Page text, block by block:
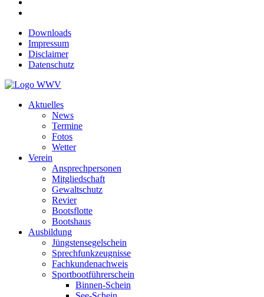
Downloads
Impressum
Disclaimer
Datenschutz
Aktuelles
News
Termine
Fotos
Wetter
Verein
Ansprechpersonen
Mitgliedschaft
Gewaltschutz
Revier
Bootsflotte
Bootshaus
Ausbildung
Jüngstensegelschein
Sprechfunkzeugnisse
Fachkundenachweis
Sportbootführerschein
Binnen-Schein